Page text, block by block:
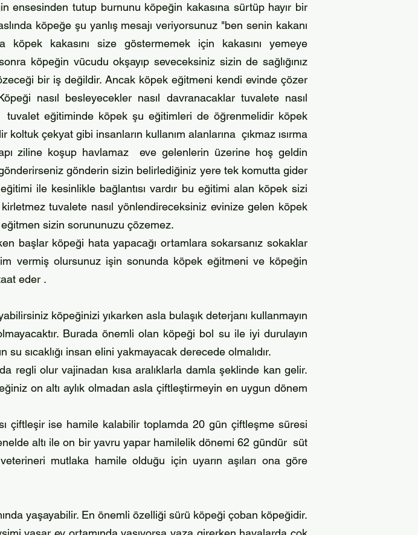
ensesinden tutup burnunu köpeğin kakasına sürtüp hayır bir
köpeğe şu yanlış mesajı veriyorsunuz "ben senin kakanı
köpek kakasını size göstermemek için kakasını yemeye
köpeğin vücudu okşayıp seveceksiniz sizin de sağlığınız
bir iş değildir. Ancak köpek eğitmeni kendi evinde çözer
nasıl besleyecekler nasıl davranacaklar tuvalete nasıl
eğitiminde köpek şu eğitimleri de öğrenmelidir köpek
çekyat gibi insanların kullanım alanlarına çıkmaz ısırma
ziline koşup havlamaz eve gelenlerin üzerine hoş geldin
gönderin sizin belirlediğiniz yere tek komutta gider
ile kesinlikle bağlantısı vardır bu eğitimi alan köpek sizi
tuvalete nasıl yönlendireceksiniz evinize gelen köpek
sizin sorununuzu çözemez.
başlar köpeği hata yapacağı ortamlara sokarsanız sokaklar
vermiş olursunuz işin sonunda köpek eğitmeni ve köpeğin
eder .
köpeğinizi yıkarken asla bulaşık deterjanı kullanmayın
Burada önemli olan köpeği bol su ile iyi durulayın
sıcaklığı insan elini yakmayacak derecede olmalıdır.
regli olur vajinadan kısa aralıklarla damla şeklinde kan gelir.
on altı aylık olmadan asla çiftleştirmeyin en uygun dönem
çiftleşir ise hamile kalabilir toplamda 20 gün çiftleşme süresi
altı ile on bir yavru yapar hamilelik dönemi 62 gündür süt
mutlaka hamile olduğu için uyarın aşıları ona göre
yaşayabilir. En önemli özelliği sürü köpeği çoban köpeğidir.